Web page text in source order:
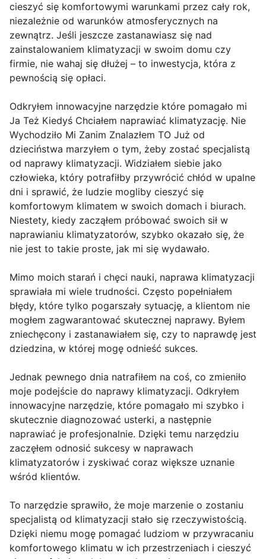
cieszyć się komfortowymi warunkami przez cały rok,
niezależnie od warunków atmosferycznych na
zewnątrz. Jeśli jeszcze zastanawiasz się nad
zainstalowaniem klimatyzacji w swoim domu czy
firmie, nie wahaj się dłużej – to inwestycja, która z
pewnością się opłaci.
Odkryłem innowacyjne narzędzie które pomagało mi
Ja Też Kiedyś Chciałem naprawiać klimatyzację. Nie
Wychodziło Mi Zanim Znalazłem TO Już od
dzieciństwa marzyłem o tym, żeby zostać specjalistą
od naprawy klimatyzacji. Widziałem siebie jako
człowieka, który potrafiłby przywrócić chłód w upalne
dni i sprawić, że ludzie mogliby cieszyć się
komfortowym klimatem w swoich domach i biurach.
Niestety, kiedy zacząłem próbować swoich sił w
naprawianiu klimatyzatorów, szybko okazało się, że
nie jest to takie proste, jak mi się wydawało.
Mimo moich starań i chęci nauki, naprawa klimatyzacji
sprawiała mi wiele trudności. Często popełniałem
błędy, które tylko pogarszały sytuację, a klientom nie
mogłem zagwarantować skutecznej naprawy. Byłem
zniechęcony i zastanawiałem się, czy to naprawdę jest
dziedzina, w której mogę odnieść sukces.
Jednak pewnego dnia natrafiłem na coś, co zmieniło
moje podejście do naprawy klimatyzacji. Odkryłem
innowacyjne narzędzie, które pomagało mi szybko i
skutecznie diagnozować usterki, a następnie
naprawiać je profesjonalnie. Dzięki temu narzędziu
zaczęłem odnosić sukcesy w naprawach
klimatyzatorów i zyskiwać coraz większe uznanie
wśród klientów.
To narzędzie sprawiło, że moje marzenie o zostaniu
specjalistą od klimatyzacji stało się rzeczywistością.
Dzięki niemu mogę pomagać ludziom w przywracaniu
komfortowego klimatu w ich przestrzeniach i cieszyć